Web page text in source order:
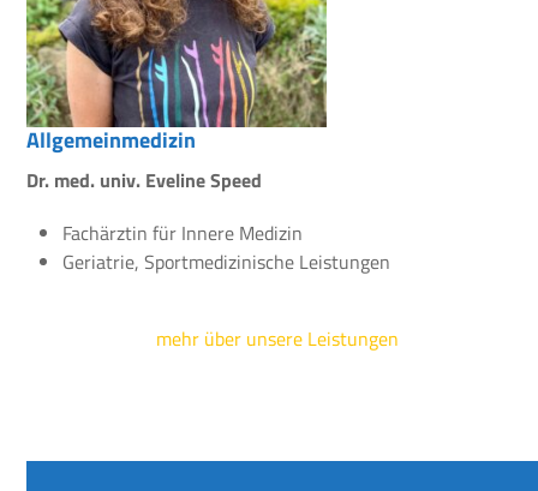
Allgemeinmedizin
Dr. med. univ. Eveline Speed
Fachärztin für Innere Medizin
Geriatrie, Sportmedizinische Leistungen
mehr über unsere Leistungen